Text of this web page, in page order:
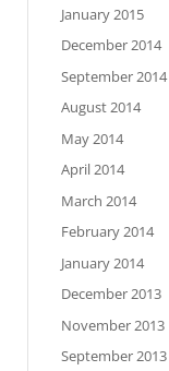
January 2015
December 2014
September 2014
August 2014
May 2014
April 2014
March 2014
February 2014
January 2014
December 2013
November 2013
September 2013